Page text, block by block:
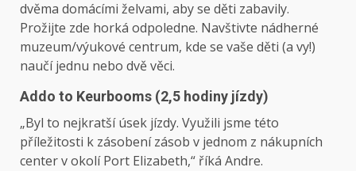
dvěma domácími želvami, aby se děti zabavily.
Prožijte zde horká odpoledne. Navštivte nádherné
muzeum/výukové centrum, kde se vaše děti (a vy!)
naučí jednu nebo dvě věci.
Addo to Keurbooms (2,5 hodiny jízdy)
„Byl to nejkratší úsek jízdy. Využili jsme této
příležitosti k zásobení zásob v jednom z nákupních
center v okolí Port Elizabeth,“ říká Andre.